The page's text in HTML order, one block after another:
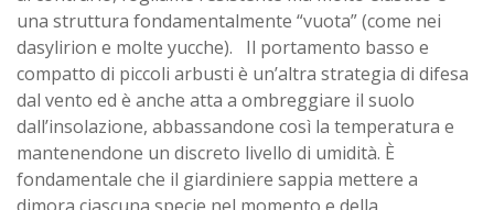
una struttura fondamentalmente “vuota” (come nei
dasylirion e molte yucche). Il portamento basso e
compatto di piccoli arbusti è un’altra strategia di difesa
dal vento ed è anche atta a ombreggiare il suolo
dall’insolazione, abbassandone così la temperatura e
mantenendone un discreto livello di umidità. È
fondamentale che il giardiniere sappia mettere a